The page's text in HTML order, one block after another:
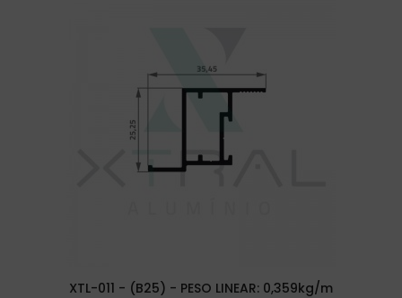
XTL-011 - (B25) - PESO LINEAR: 0,359kg/m